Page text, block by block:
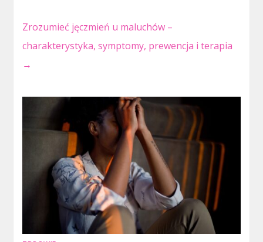
Zrozumieć jęczmień u maluchów –
charakterystyka, symptomy, prewencja i terapia
→